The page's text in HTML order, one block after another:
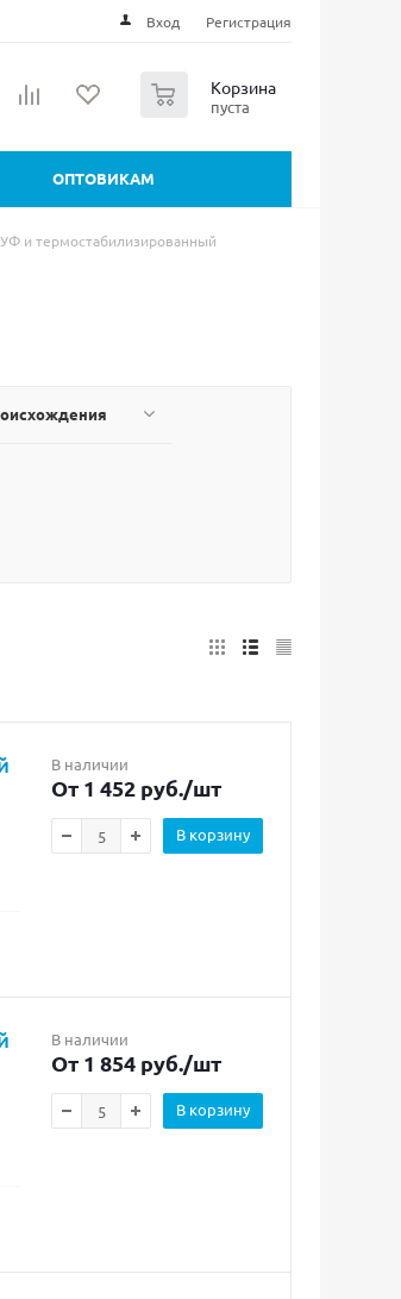
Вход Регистрация
Корзина
пуста
ОПТОВИКАМ
и термостабилизированный
В наличии
От 1 452 руб./шт
В корзину
В наличии
От 1 854 руб./шт
В корзину